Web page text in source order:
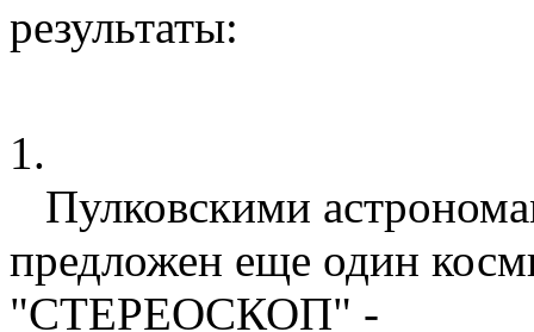
результаты:
1.
Пулковскими
предложен еще один
"СТЕРЕОСКОП" -